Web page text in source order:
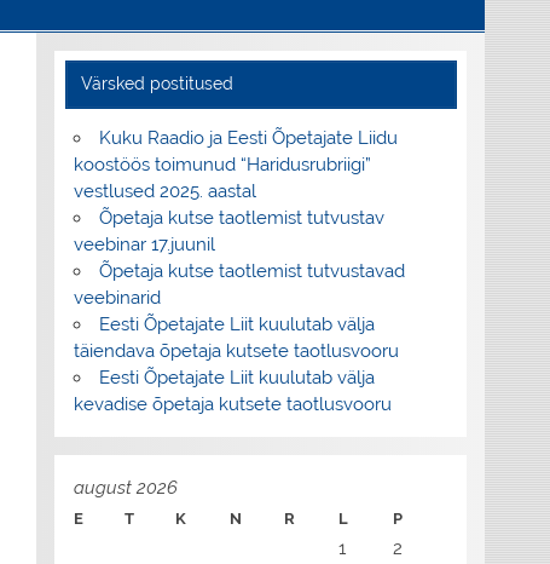
Värsked postitused
Kuku Raadio ja Eesti Õpetajate Liidu
koostöös toimunud “Haridusrubriigi”
vestlused 2025. aastal
Õpetaja kutse taotlemist tutvustav
veebinar 17.juunil
Õpetaja kutse taotlemist tutvustavad
veebinarid
Eesti Õpetajate Liit kuulutab välja
täiendava õpetaja kutsete taotlusvooru
Eesti Õpetajate Liit kuulutab välja
kevadise õpetaja kutsete taotlusvooru
august 2026
E T K N R L P
1
2